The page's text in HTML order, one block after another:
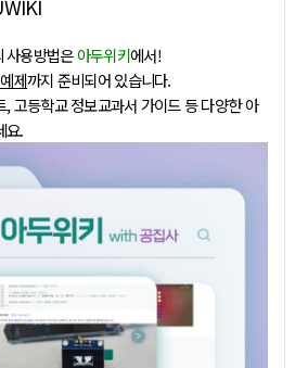
사용방법은아두위키에서!
제까지 준비되어 있습니다.
고등학교 정보교과서 가이드 등 다양한 아
요.